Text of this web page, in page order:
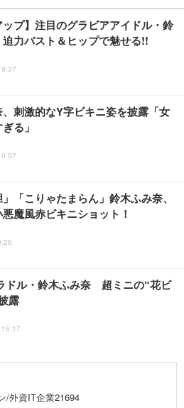
ップ】注目のグラビアアイドル・鈴
力バスト＆ヒップで魅せる!!
刺激的なY字ビキニ姿を披露「女
る」
」「こりゃたまらん」鈴木ふみ奈、
魔風赤ビキニショット！
ドル・鈴木ふみ奈 超ミニの“花ビ
露
/外資IT企業21694